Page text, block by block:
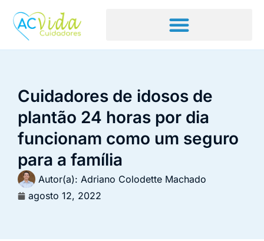
Cuidadores de idosos de
plantão 24 horas por dia
funcionam como um seguro
para a família
Autor(a): Adriano Colodette Machado
agosto 12, 2022